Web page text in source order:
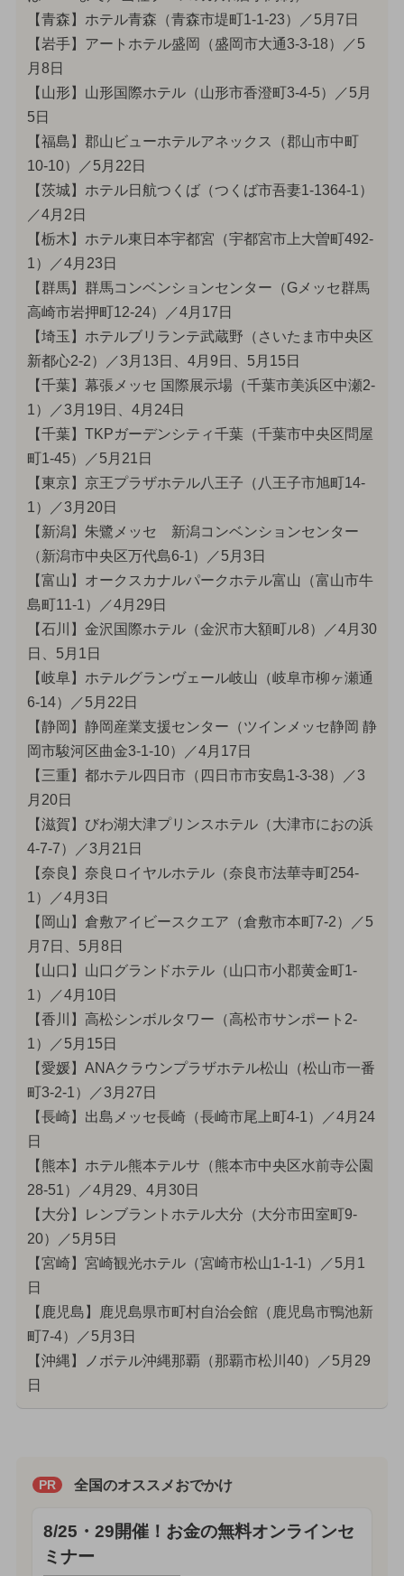
【青森】ホテル青森（青森市堤町1-1-23）／5月7日
【岩手】アートホテル盛岡（盛岡市大通3-3-18）／5
月8日
【山形】山形国際ホテル（山形市香澄町3-4-5）／5月
5日
【福島】郡山ビューホテルアネックス（郡山市中町
10-10）／5月22日
【茨城】ホテル日航つくば（つくば市吾妻1-1364-1）
／4月2日
【栃木】ホテル東日本宇都宮（宇都宮市上大曽町492-
1）／4月23日
【群馬】群馬コンベンションセンター（Gメッセ群馬
高崎市岩押町12-24）／4月17日
【埼玉】ホテルブリランテ武蔵野（さいたま市中央区
新都心2-2）／3月13日、4月9日、5月15日
【千葉】幕張メッセ 国際展示場（千葉市美浜区中瀬2-
1）／3月19日、4月24日
【千葉】TKPガーデンシティ千葉（千葉市中央区問屋
町1-45）／5月21日
【東京】京王プラザホテル八王子（八王子市旭町14-
1）／3月20日
【新潟】朱鷺メッセ 新潟コンベンションセンター
（新潟市中央区万代島6-1）／5月3日
【富山】オークスカナルパークホテル富山（富山市牛
島町11-1）／4月29日
【石川】金沢国際ホテル（金沢市大額町ル8）／4月30
日、5月1日
【岐阜】ホテルグランヴェール岐山（岐阜市柳ヶ瀬通
6-14）／5月22日
【静岡】静岡産業支援センター（ツインメッセ静岡 静
岡市駿河区曲金3-1-10）／4月17日
【三重】都ホテル四日市（四日市市安島1-3-38）／3
月20日
【滋賀】びわ湖大津プリンスホテル（大津市におの浜
4-7-7）／3月21日
【奈良】奈良ロイヤルホテル（奈良市法華寺町254-
1）／4月3日
【岡山】倉敷アイビースクエア（倉敷市本町7-2）／5
月7日、5月8日
【山口】山口グランドホテル（山口市小郡黄金町1-
1）／4月10日
【香川】高松シンボルタワー（高松市サンポート2-
1）／5月15日
【愛媛】ANAクラウンプラザホテル松山（松山市一番
町3-2-1）／3月27日
【長崎】出島メッセ長崎（長崎市尾上町4-1）／4月24
日
【熊本】ホテル熊本テルサ（熊本市中央区水前寺公園
28-51）／4月29、4月30日
【大分】レンブラントホテル大分（大分市田室町9-
20）／5月5日
【宮崎】宮崎観光ホテル（宮崎市松山1-1-1）／5月1
日
【鹿児島】鹿児島県市町村自治会館（鹿児島市鴨池新
町7-4）／5月3日
【沖縄】ノボテル沖縄那覇（那覇市松川40）／5月29
日
PR 全国のオススメおでかけ
8/25・29開催！お金の無料オンラインセ
ミナー